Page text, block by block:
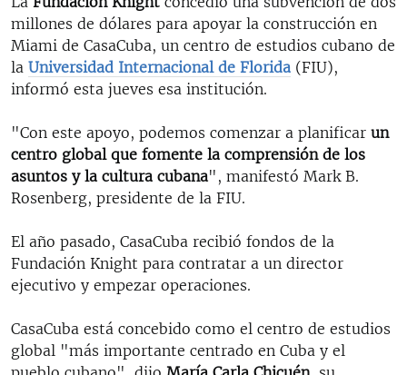
KENTU-CUBANO
LOS SANTOS DE HIALEAH
DESINFORMACIÓN RUSA EN AMÉRICA LATINA
millones de dólares para apoyar la construcción en
Miami de CasaCuba, un centro de estudios cubano de
la Universidad Internacional de Florida (FIU),
informó esta jueves esa institución.
"Con este apoyo, podemos comenzar a planificar un
centro global que fomente la comprensión de los
asuntos y la cultura cubana", manifestó Mark B.
Rosenberg, presidente de la FIU.
El año pasado, CasaCuba recibió fondos de la
Fundación Knight para contratar a un director
ejecutivo y empezar operaciones.
CasaCuba está concebido como el centro de estudios
global "más importante centrado en Cuba y el